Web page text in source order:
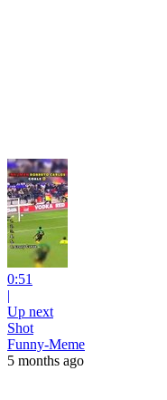
0:51
|
Up next
Shot
Funny-Meme
5 months ago